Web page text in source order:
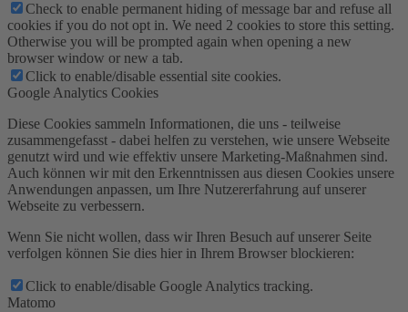
Check to enable permanent hiding of message bar and refuse all
cookies if you do not opt in. We need 2 cookies to store this setting.
Otherwise you will be prompted again when opening a new
browser window or new a tab.
Click to enable/disable essential site cookies.
Google Analytics Cookies
Diese Cookies sammeln Informationen, die uns - teilweise
zusammengefasst - dabei helfen zu verstehen, wie unsere Webseite
genutzt wird und wie effektiv unsere Marketing-Maßnahmen sind.
Auch können wir mit den Erkenntnissen aus diesen Cookies unsere
Anwendungen anpassen, um Ihre Nutzererfahrung auf unserer
Webseite zu verbessern.
Wenn Sie nicht wollen, dass wir Ihren Besuch auf unserer Seite
verfolgen können Sie dies hier in Ihrem Browser blockieren:
Click to enable/disable Google Analytics tracking.
Matomo